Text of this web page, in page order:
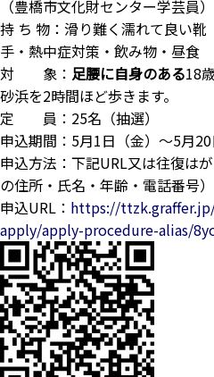
（豊橋市文化財センター学芸員）
持 ち 物：滑り難く濡れて良い
手・熱中症対策・飲み物・昼食
対 象： 足腰に自身のある18
砂浜を2時間ほど歩きます。
定 員：25名（抽選）
申込期間：5月1日（金）～5月20
申込方法：下記URL又は往復は
の住所・氏名・年齢・電話番号）
申込URL： https://
apply/apply-procedure-alias/